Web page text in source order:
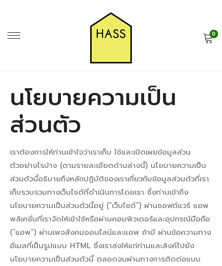
0
นโยบายความเป็น
ส่วนตัว
เราต้องการให้ท่านเข้าใจว่าเราเก็บ ใช้และเปิดเผยข้อมูลส่วน
ตัวอย่างไรบ้าง (ตามรายละเอียดด้านล่างนี้) นโยบายความเป็น
ส่วนตัวนี้อธิบายถึงหลักปฏิบัติของเราเกี่ยวกับข้อมูลส่วนตัวที่เรา
เก็บรวบรวมทางเว็บไซต์ที่ดำเนินการโดยเรา ซึ่งท่านเข้าถึง
นโยบายความเป็นส่วนตัวนี้อยู่ (“เว็บไซต์”) ผ่านซอฟต์แวร์ แอพ
พลิเคชั่นที่เราจัดให้เข้าใช้หรือผ่านคอมพิวเตอร์และอุปกรณ์มือถือ
(“แอพ”) ผ่านเพจสังคมออนไลน์และแอพ ถ้ามี ผ่านข้อความทาง
อีเมลที่เป็นรูปแบบ HTML ซึ่งเราส่งให้แก่ท่านและลิงค์ไปยัง
นโยบายความเป็นส่วนตัวนี้ ตลอดจนผ่านทางการติดต่อแบบ